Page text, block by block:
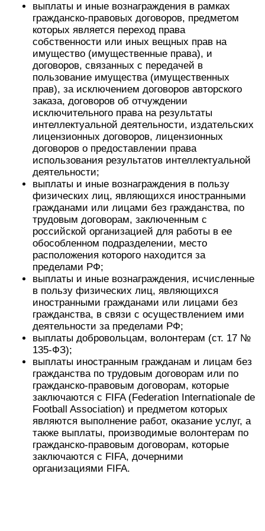
выплаты и иные вознаграждения в рамках
гражданско-правовых договоров, предметом
которых является переход права
собственности или иных вещных прав на
имущество (имущественные права), и
договоров, связанных с передачей в
пользование имущества (имущественных
прав), за исключением договоров авторского
заказа, договоров об отчуждении
исключительного права на результаты
интеллектуальной деятельности, издательских
лицензионных договоров, лицензионных
договоров о предоставлении права
использования результатов интеллектуальной
деятельности;
выплаты и иные вознаграждения в пользу
физических лиц, являющихся иностранными
гражданами или лицами без гражданства, по
трудовым договорам, заключенным с
российской организацией для работы в ее
обособленном подразделении, место
расположения которого находится за
пределами РФ;
выплаты и иные вознаграждения, исчисленные
в пользу физических лиц, являющихся
иностранными гражданами или лицами без
гражданства, в связи с осуществлением ими
деятельности за пределами РФ;
выплаты добровольцам, волонтерам (ст. 17 №
135-ФЗ);
выплаты иностранным гражданам и лицам без
гражданства по трудовым договорам или по
гражданско-правовым договорам, которые
заключаются с FIFA (Federation Internationale de
Football Association) и предметом которых
являются выполнение работ, оказание услуг, а
также выплаты, производимые волонтерам по
гражданско-правовым договорам, которые
заключаются с FIFA, дочерними
организациями FIFA.